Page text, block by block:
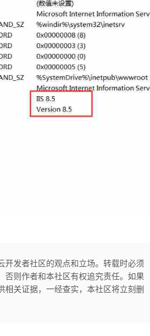
开发者社区的观点和立场。转载时必须
否则作者和本社区有权追究责任。如果
相关证据，一经查实，本社区将立刻删